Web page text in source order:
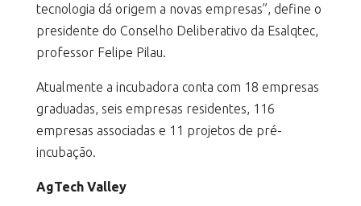
tecnologia dá origem a novas empresas”, define o
presidente do Conselho Deliberativo da Esalqtec,
professor Felipe Pilau.
Atualmente a incubadora conta com 18 empresas
graduadas, seis empresas residentes, 116
empresas associadas e 11 projetos de pré-
incubação.
AgTech Valley